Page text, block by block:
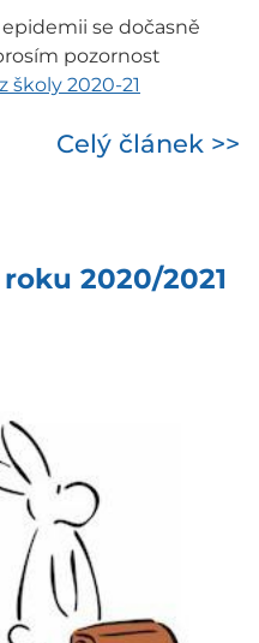
se dočasně
pozornost
školy 2020-21
Celý článek >>
2020/2021